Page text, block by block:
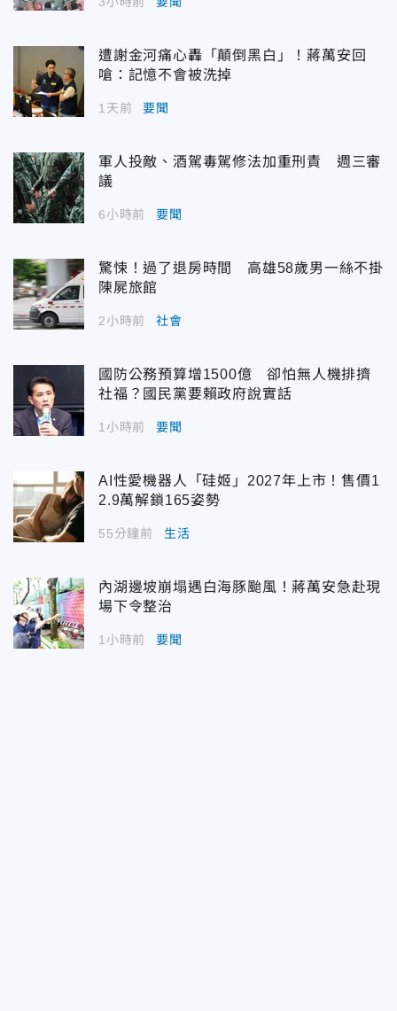
遭謝金河痛心轟「顛倒黑白」！蔣萬安回
嗆：記憶不會被洗掉
1天前 要聞
軍人投敵、酒駕毒駕修法加重刑責 週三審
議
6小時前 要聞
驚悚！過了退房時間 高雄58歲男一絲不掛
陳屍旅館
2小時前 社會
國防公務預算增1500億 卻怕無人機排擠
社福？國民黨要賴政府說實話
1小時前 要聞
AI性愛機器人「硅姬」2027年上市！售價1
2.9萬解鎖165姿勢
55分鐘前 生活
內湖邊坡崩塌遇白海豚颱風！蔣萬安急赴現
場下令整治
1小時前 要聞